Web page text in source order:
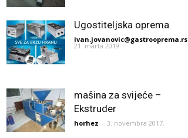
Ugostiteljska oprema
ivan.jovanovic@gastrooprema.rs
21. marta 2019.
mašina za svijeće –
Ekstruder
horhez - 3. novembra 2017.